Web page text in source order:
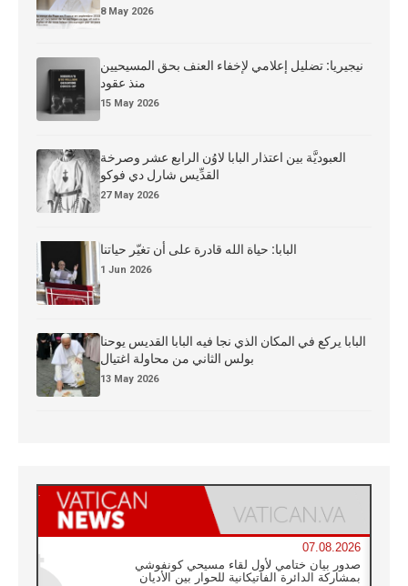
8 May 2026
نيجيريا: تضليل إعلامي لإخفاء العنف بحق المسيحيين
منذ عقود
15 May 2026
العبوديَّة بين اعتذار البابا لاوُن الرابع عشر وصرخة
القدِّيس شارل دي فوكو
27 May 2026
البابا: حياة الله قادرة على أن تغيّر حياتنا
1 Jun 2026
البابا يركع في المكان الذي نجا فيه البابا القديس يوحنا
بولس الثاني من محاولة اغتيال
13 May 2026
07.08.2026
صدور بيان ختامي لأول لقاء مسيحي كونفوشي
بمشاركة الدائرة الفاتيكانية للحوار بين الأديان